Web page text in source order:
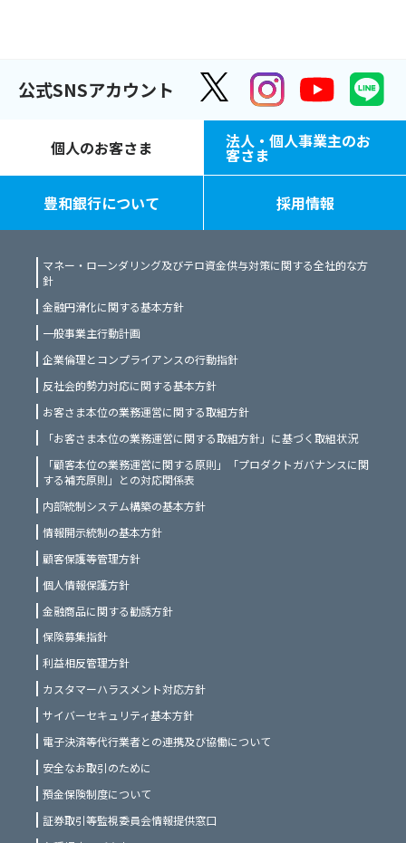
公式SNSアカウント
個人のお客さま 法人・個人事業主のお
客さま
豊和銀行について 採用情報
マネー・ローンダリング及びテロ資金供与対策に関する全社的な方
針
金融円滑化に関する基本方針
一般事業主行動計画
企業倫理とコンプライアンスの行動指針
反社会的勢力対応に関する基本方針
お客さま本位の業務運営に関する取組方針
「お客さま本位の業務運営に関する取組方針」に基づく取組状況
「顧客本位の業務運営に関する原則」「プロダクトガバナンスに関
する補充原則」との対応関係表
内部統制システム構築の基本方針
情報開示統制の基本方針
顧客保護等管理方針
個人情報保護方針
金融商品に関する勧誘方針
保険募集指針
利益相反管理方針
カスタマーハラスメント対応方針
サイバーセキュリティ基本方針
電子決済等代行業者との連携及び協働について
安全なお取引のために
預金保険制度について
証券取引等監視委員会情報提供窓口